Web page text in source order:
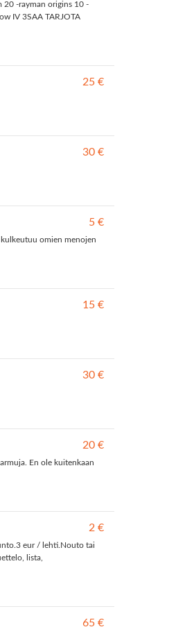
20 -rayman origins 10 -
IV 3SAA TARJOTA
25 €
30 €
5 €
omien menojen
15 €
30 €
20 €
En ole kuitenkaan
2 €
eur / lehti.Nouto tai
lista,
65 €